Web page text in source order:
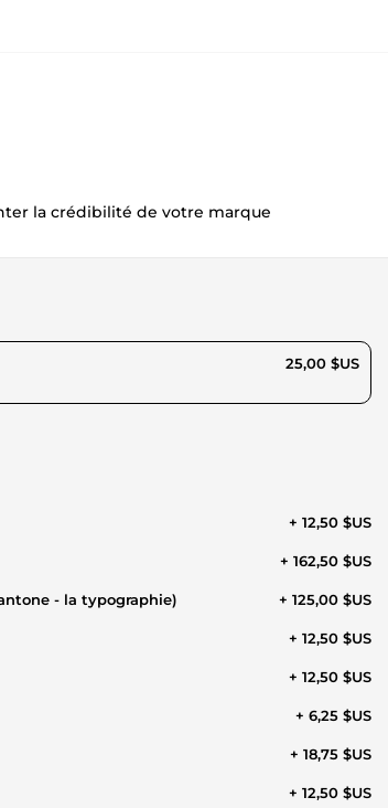
la crédibilité de votre marque
25,00 $US
+ 12,50 $US
+ 162,50 $US
- la typographie) + 125,00 $US
+ 12,50 $US
+ 12,50 $US
+ 6,25 $US
+ 18,75 $US
+ 12,50 $US